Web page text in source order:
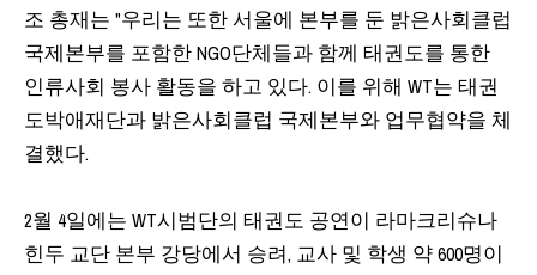
조 총재는 "우리는 또한 서울에 본부를 둔 밝은사회클럽
국제본부를 포함한 NGO단체들과 함께 태권도를 통한
인류사회 봉사 활동을 하고 있다. 이를 위해 WT는 태권
도박애재단과 밝은사회클럽 국제본부와 업무협약을 체
결했다.
2월 4일에는 WT시범단의 태권도 공연이 라마크리슈나
힌두 교단 본부 강당에서 승려, 교사 및 학생 약 600명이